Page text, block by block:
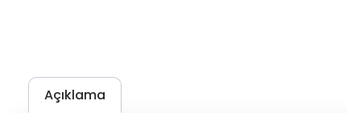
Açıklama